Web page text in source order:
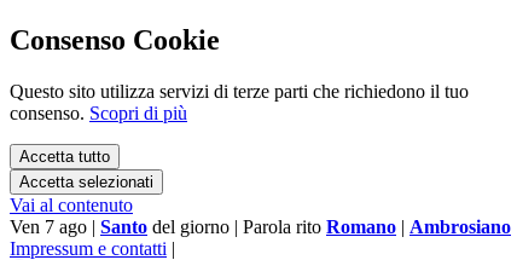
Consenso Cookie
Questo sito utilizza servizi di terze parti che richiedono il tuo
consenso. Scopri di più
Accetta tutto
Accetta selezionati
Vai al contenuto
Ven 7 ago | Santo del giorno | Parola rito Romano | Ambrosiano
Impressum e contatti |